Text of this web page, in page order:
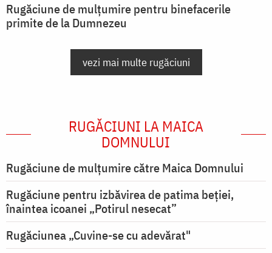
Rugăciune de mulțumire pentru binefacerile
primite de la Dumnezeu
vezi mai multe rugăciuni
RUGĂCIUNI LA MAICA
DOMNULUI
Rugăciune de mulţumire către Maica Domnului
Rugăciune pentru izbăvirea de patima beției,
înaintea icoanei „Potirul nesecat”
Rugăciunea „Cuvine-se cu adevărat"